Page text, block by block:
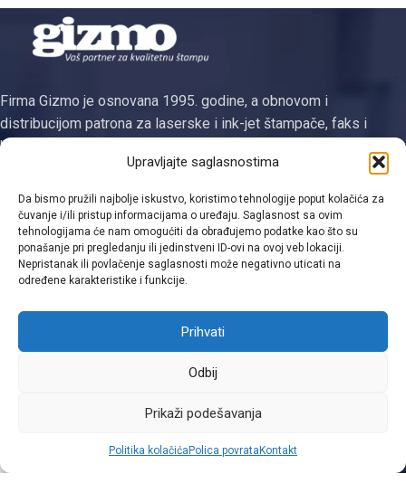
Upravljajte saglasnostima
Da bismo pružili najbolje iskustvo, koristimo tehnologije poput kolačića za
čuvanje i/ili pristup informacijama o uređaju. Saglasnost sa ovim
tehnologijama će nam omogućiti da obrađujemo podatke kao što su
ponašanje pri pregledanju ili jedinstveni ID-ovi na ovoj veb lokaciji.
Nepristanak ili povlačenje saglasnosti može negativno uticati na
određene karakteristike i funkcije.
Prihvati
Odbij
Prikaži podešavanja
Politika kolačića Polica povrata Kontakt
Firma Gizmo je osnovana 1995. godine, a obnovom i
distribucijom patrona za laserske i ink-jet štampače, faks i
kopirne uređaje se bavi od 2003. godine. Jedina smo
registrovana firma za proizvodnju tonera i ketridža na području
Tuzlanskog kantona
Kategorije
Linkovi
Viber
Moj račun